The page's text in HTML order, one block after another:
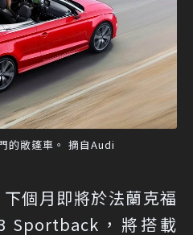
的敞篷車。 摘自Audi
個月即將於法蘭克福
Sportback，將搭載